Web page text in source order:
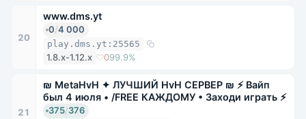
20
www.dms.yt
0/4 000
play.dms.yt:25565
1.8.x-1.12.x 099.9%
21
₪ MetaHvH ✦ ЛУЧШИЙ HvH СЕРВЕР ₪ ⚡ Вайп
был 4 июля • /FREE КАЖДОМУ • Заходи играть ⚡
375/376